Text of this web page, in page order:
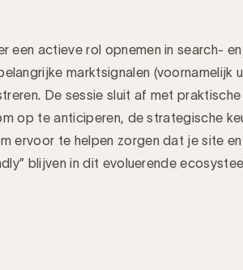
een actieve rol opnemen in search- en
marktsignalen (voornamelijk
De sessie sluit af met praktische
op te anticiperen, de strategische
ervoor te helpen zorgen dat je site
blijven in dit evoluerende